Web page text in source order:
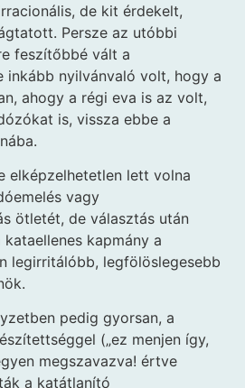
de kit érdekelt,
Persze az utóbbi
feszítőbbé vált a
inkább nyilvánvaló volt, hogy a
ahogy a régi eva is az volt,
is, vissza ebbe a
elképzelhetetlen lett volna
vagy
ötletét, de választás után
kapmány a
legirritálóbb, legfölöslegesebb
pedig gyorsan, a
(„ez menjen így,
megszavazva! értve
a katátlanító